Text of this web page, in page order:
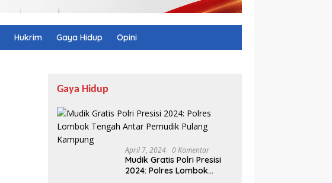
Hukrim Gaya Hidup Opini
Gaya Hidup
April 7, 2024 0 Komentar
Mudik Gratis Polri Presisi
2024: Polres Lombok